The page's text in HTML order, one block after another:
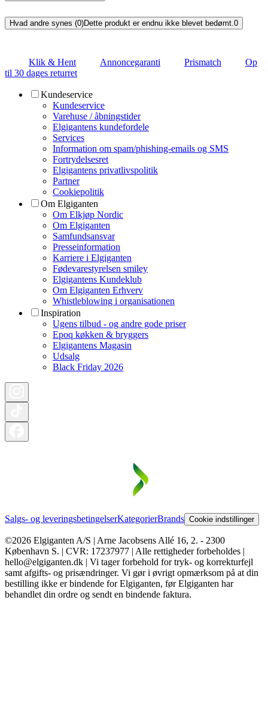
Hvad andre synes (0)Dette produkt er endnu ikke blevet bedømt. 0
Klik & Hent Annoncegaranti Prismatch
Op
til 30 dages returret
Kundeservice
Kundeservice
Varehuse / åbningstider
Elgigantens kundefordele
Services
Information om spam/phishing-emails og SMS
Fortrydelsesret
Elgigantens privatlivspolitik
Partner
Cookiepolitik
Om Elgiganten
Om Elkjøp Nordic
Om Elgiganten
Samfundsansvar
Presseinformation
Karriere i Elgiganten
Fødevarestyrelsen smiley
Elgigantens Kundeklub
Om Elgiganten Erhverv
Whistleblowing i organisationen
Inspiration
Ugens tilbud - og andre gode priser
Epoq køkken & bryggers
Elgigantens Magasin
Udsalg
Black Friday 2026
Salgs- og leveringsbetingelserKategorierBrands Cookie indstillinger
©2026 Elgiganten A/S | Arne Jacobsens Allé 16, 2. - 2300
København S. | CVR: 17237977 | Alle rettigheder forbeholdes |
hello@elgiganten.dk | Vi tager forbehold for tryk- og korrekturfejl
samt afgifts- og prisændringer. Vi gør i øvrigt opmærksom på at din
bestilling ikke er bindende for Elgiganten, før Elgiganten har
behandlet din ordre og sendt en bindende faktura.